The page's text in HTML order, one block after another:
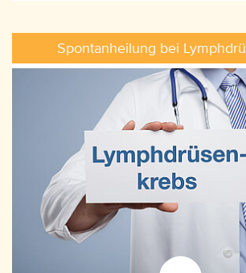
Spontanheilung bei